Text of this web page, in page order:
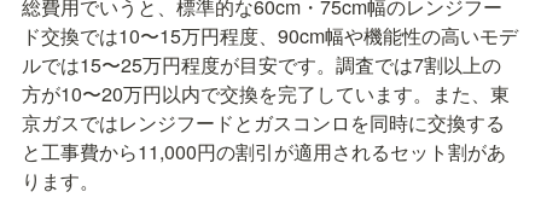
総費用でいうと、標準的な60cm・75cm幅のレンジフー
ド交換では10〜15万円程度、90cm幅や機能性の高いモデ
ルでは15〜25万円程度が目安です。調査では7割以上の
方が10〜20万円以内で交換を完了しています。また、東
京ガスではレンジフードとガスコンロを同時に交換する
と工事費から11,000円の割引が適用されるセット割があ
ります。